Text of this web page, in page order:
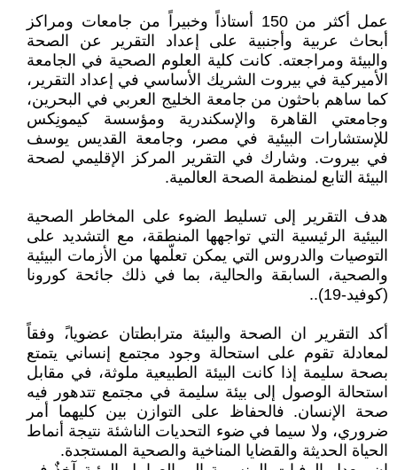
عمل أكثر من 150 أستاذاً وخبيراً من جامعات ومراكز
أبحاث عربية وأجنبية على إعداد التقرير عن الصحة
والبيئة ومراجعته. كانت كلية العلوم الصحية في الجامعة
الأميركية في بيروت الشريك الأساسي في إعداد التقرير،
كما ساهم باحثون من جامعة الخليج العربي في البحرين،
وجامعتي القاهرة والإسكندرية ومؤسسة كيمونِكس
للإستشارات البيئية في مصر، وجامعة القديس يوسف
في بيروت. وشارك في التقرير المركز الإقليمي لصحة
البيئة التابع لمنظمة الصحة العالمية.
هدف التقرير إلى تسليط الضوء على المخاطر الصحية
البيئية الرئيسية التي تواجهها المنطقة، مع التشديد على
التوصيات والدروس التي يمكن تعلّمها من الأزمات البيئية
والصحية، السابقة والحالية، بما في ذلك جائحة كورونا
(كوفيد-19)..
أكد التقرير ان الصحة والبيئة مترابطتان عضويا،ً وفقاً
لمعادلة تقوم على استحالة وجود مجتمع إنساني يتمتع
بصحة سليمة إذا كانت البيئة الطبيعية ملوثة، في مقابل
استحالة الوصول إلى بيئة سليمة في مجتمع تتدهور فيه
صحة الإنسان. فالحفاظ على التوازن بين كليهما أمر
ضروري، ولا سيما في ضوء التحديات الناشئة نتيجة أنماط
الحياة الحديثة والقضايا المناخية والصحية المستجدة.